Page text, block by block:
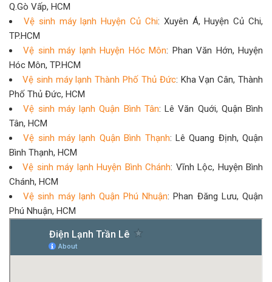
Q.Gò Vấp, HCM
Vệ sinh máy lạnh Huyện Củ Chi: Xuyên Á, Huyện Củ Chi,
TP.HCM
Vệ sinh máy lạnh Huyện Hóc Môn: Phan Văn Hớn, Huyện
Hóc Môn, TP.HCM
Vệ sinh máy lạnh Thành Phố Thủ Đức: Kha Vạn Cân, Thành
Phố Thủ Đức, HCM
Vệ sinh máy lạnh Quận Bình Tân: Lê Văn Quới, Quận Bình
Tân, HCM
Vệ sinh máy lạnh Quận Bình Thạnh: Lê Quang Định, Quận
Bình Thạnh, HCM
Vệ sinh máy lạnh Huyện Bình Chánh: Vĩnh Lộc, Huyện Bình
Chánh, HCM
Vệ sinh máy lạnh Quận Phú Nhuận: Phan Đăng Lưu, Quận
Phú Nhuận, HCM